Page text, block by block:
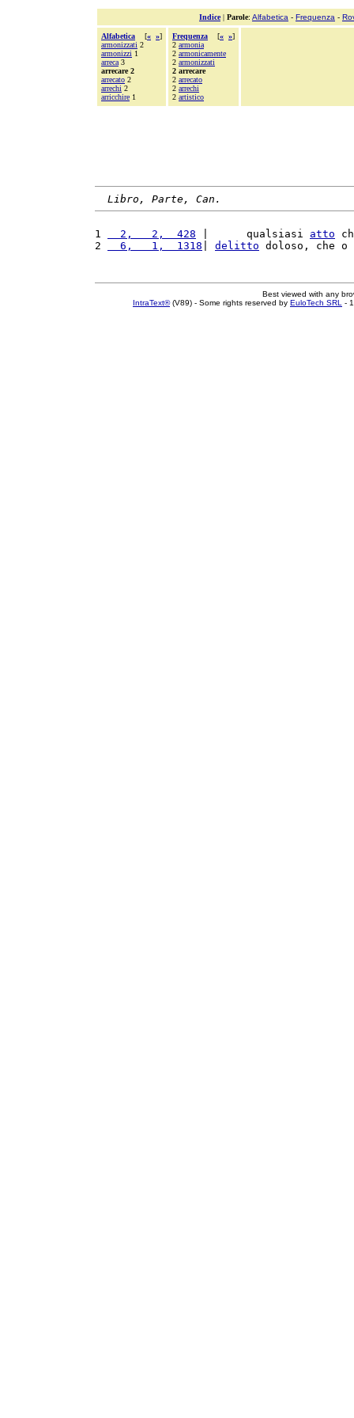
Indice| Parole: Alfabetica - Frequenza -
Alfabetica [« »]
armonizzati 2
armonizzi 1
arreca 3
arrecare 2
arrecato 2
arrechi 2
arricchire 1
Frequenza [« »]
2 armonia
2 armonicamente
2 armonizzati
2 arrecare
2 arrecato
2 arrechi
2 artistico
Libro, Parte, Can.
1
  2,   2,  428
|      qualsiasi atto
2
  6,   1,  1318
delitto doloso, che o
Best viewed with any
IntraText®(V89) - Some rights reserved by EuloTech SRL -